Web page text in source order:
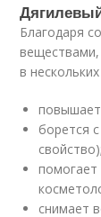
Благодаря
веществами,
в
борется
свойство);
помогает
снимает